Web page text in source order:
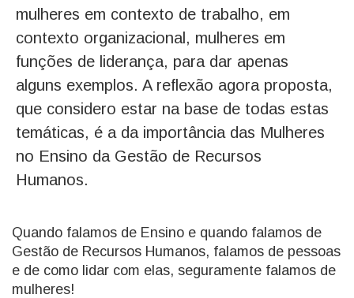
mulheres em contexto de trabalho, em
contexto organizacional, mulheres em
funções de liderança, para dar apenas
alguns exemplos. A reflexão agora proposta,
que considero estar na base de todas estas
temáticas, é a da importância das Mulheres
no Ensino da Gestão de Recursos
Humanos.
Quando falamos de Ensino e quando falamos de
Gestão de Recursos Humanos, falamos de pessoas
e de como lidar com elas, seguramente falamos de
mulheres!